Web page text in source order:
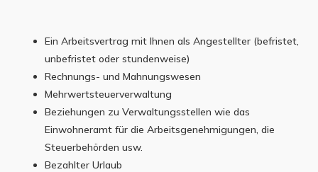
Ein Arbeitsvertrag mit Ihnen als Angestellter (befristet,
unbefristet oder stundenweise)
Rechnungs- und Mahnungswesen
Mehrwertsteuerverwaltung
Beziehungen zu Verwaltungsstellen wie das
Einwohneramt für die Arbeitsgenehmigungen, die
Steuerbehörden usw.
Bezahlter Urlaub